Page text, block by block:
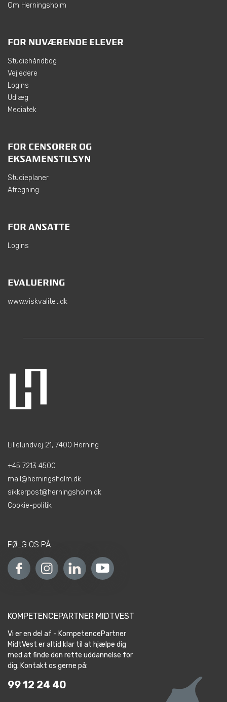
Om Herningsholm
FOR NUVÆRENDE ELEVER
Studiehåndbog
Vejledere
Logins
Udlæg
Mediatek
FOR CENSORER OG
EKSAMENSTILSYN
Studieplaner
Afregning
FOR ANSATTE
Logins
EVALUERING
www.viskvalitet.dk
Lillelundvej 21, 7400 Herning
+45 7213 4500
mail@herningsholm.dk
sikkerpost@herningsholm.dk
Cookie-politik
FØLG OS PÅ
KOMPETENCEPARTNER MIDTVEST
Vi er en del af - KompetencePartner
MidtVest er altid klar til at hjælpe dig
med at finde den rette uddannelse for
dig. Kontakt os gerne på:
99 12 24 40